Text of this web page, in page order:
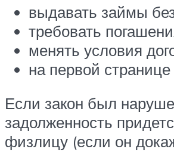
выдавать займы
требовать
менять условия
на первой
Если закон был
задолженность
физлицу (если он